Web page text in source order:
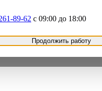
89-62 с 09:00 до 18:00
Продолжить работу